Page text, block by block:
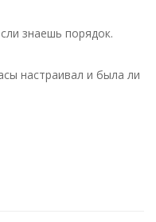
знаешь порядок.
настраивал и была ли